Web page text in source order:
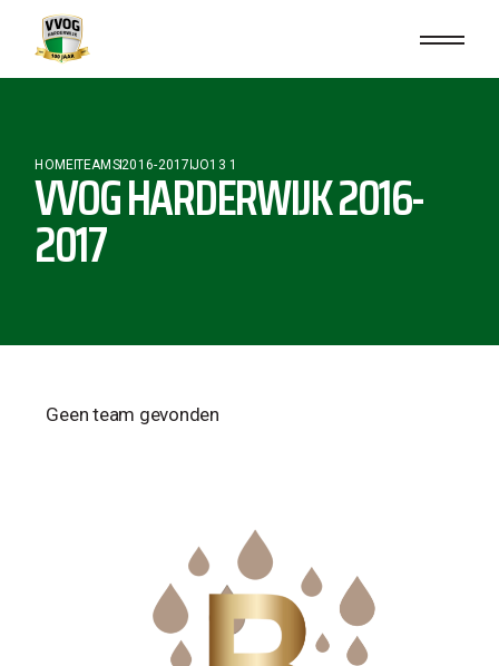
HOMETEAMS2016-2017 JO13 1
VVOG HARDERWIJK 2016-
2017
Geen team gevonden